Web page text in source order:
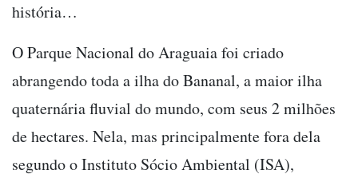
história…
O Parque Nacional do Araguaia foi criado
abrangendo toda a ilha do Bananal, a maior ilha
quaternária fluvial do mundo, com seus 2 milhões
de hectares. Nela, mas principalmente fora dela
segundo o Instituto Sócio Ambiental (ISA),